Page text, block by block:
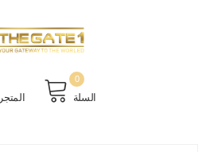
المتجر السلة
0